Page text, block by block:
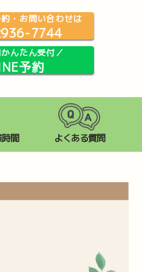
・お問い合わせは
7744
んたん受付／
予約
間 よくある質問